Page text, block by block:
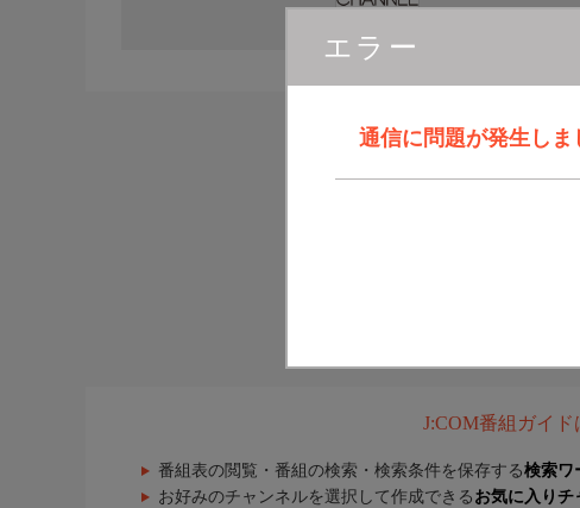
エラー
通信に問題が発生し
J:COM番組ガイ
番組表の閲覧・番組の検索・検索条件を保存する検索ワ
お好みのチャンネルを選択して作成できる お気に入りチ